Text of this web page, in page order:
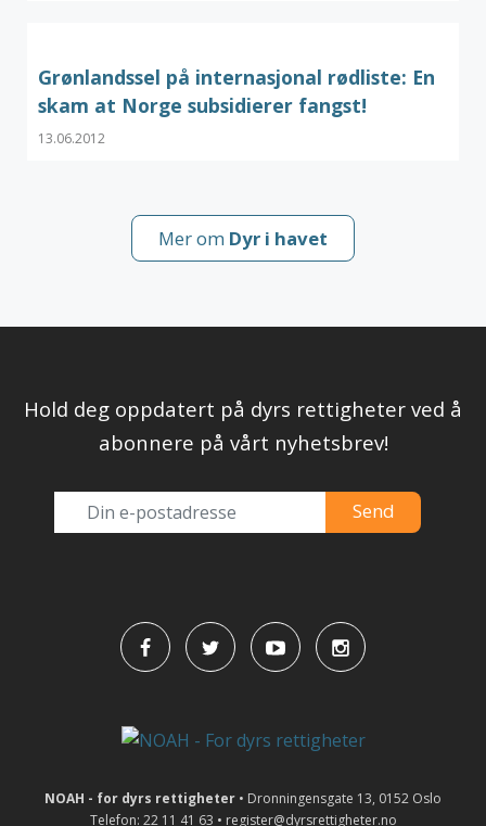
Grønlandssel på internasjonal rødliste: En
skam at Norge subsidierer fangst!
13.06.2012
Mer om Dyr i havet
Hold deg oppdatert på dyrs rettigheter ved å
abonnere på vårt nyhetsbrev!
NOAH - for dyrs rettigheter • Dronningensgate 13, 0152 Oslo
Telefon: 22 11 41 63 • register@dyrsrettigheter.no